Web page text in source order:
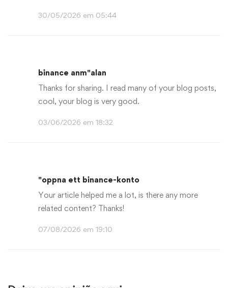
30/05/2026 em 05:44
binance anm"alan
Thanks for sharing. I read many of your blog posts,
cool, your blog is very good.
03/06/2026 em 18:32
"oppna ett binance-konto
Your article helped me a lot, is there any more
related content? Thanks!
07/08/2026 em 19:10